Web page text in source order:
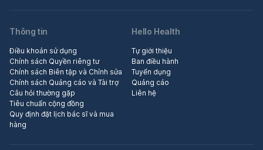
Thông tin
Điều khoản sử dụng
Chính sách Quyền riêng tư
Chính sách Biên tập và Chỉnh sửa
Chính sách Quảng cáo và Tài trợ
Câu hỏi thường gặp
Tiêu chuẩn cộng đồng
Quy định đặt lịch bác sĩ và mua
hàng
Hello Health
Tự giới thiệu
Ban điều hành
Tuyển dụng
Quảng cáo
Liên hệ